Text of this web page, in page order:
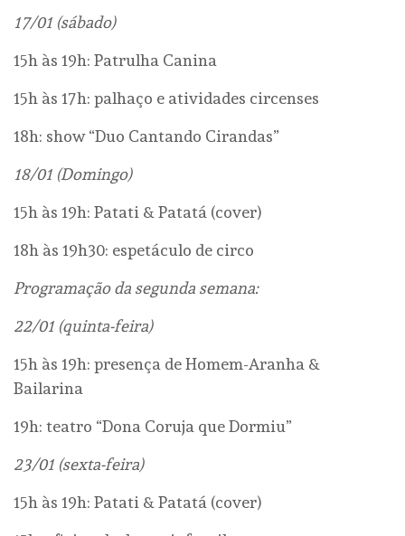
17/01 (sábado)
15h às 19h: Patrulha Canina
15h às 17h: palhaço e atividades circenses
18h: show “Duo Cantando Cirandas”
18/01 (Domingo)
15h às 19h: Patati & Patatá (cover)
18h às 19h30: espetáculo de circo
Programação da segunda semana:
22/01 (quinta-feira)
15h às 19h: presença de Homem-Aranha &
Bailarina
19h: teatro “Dona Coruja que Dormiu”
23/01 (sexta-feira)
15h às 19h: Patati & Patatá (cover)